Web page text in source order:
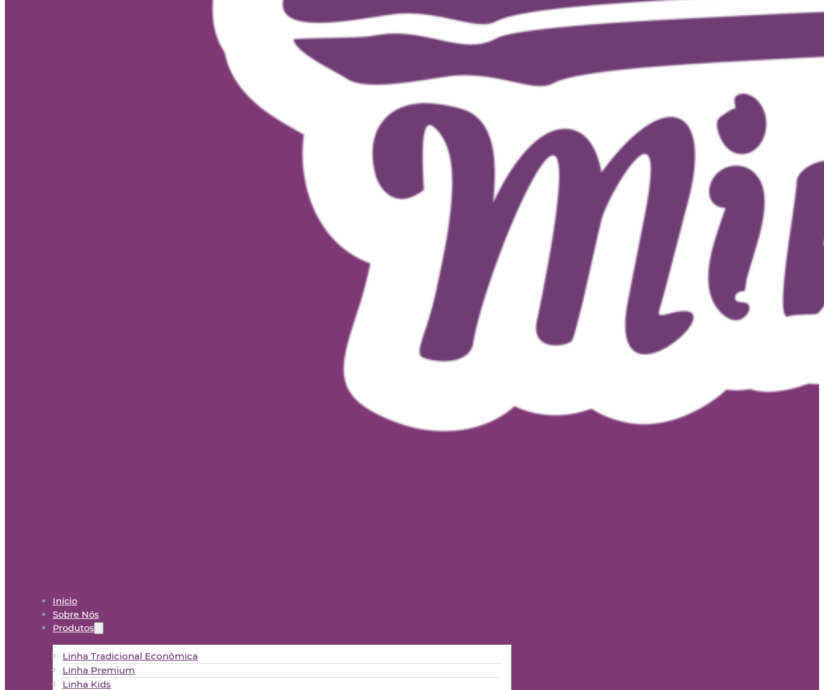
Início
Sobre Nós
Produtos
Linha Tradicional Econômica
Linha Premium
Linha Kids